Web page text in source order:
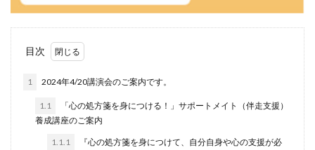
目次
1 2024年4/20講演会のご案内です。
1.1
「心の処方箋を身につける！」サポートメイト（伴走支援）
養成講座のご案内
1.1.1
『心の処方箋を身につけて、自分自身や心の支援が必